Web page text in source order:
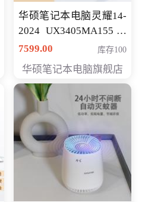
华硕笔记本电脑灵耀14-
2024 UX3405MA155冰
川银 oled 智慧轻薄本 会
7599.00 库存100
华硕笔记本电脑旗舰店